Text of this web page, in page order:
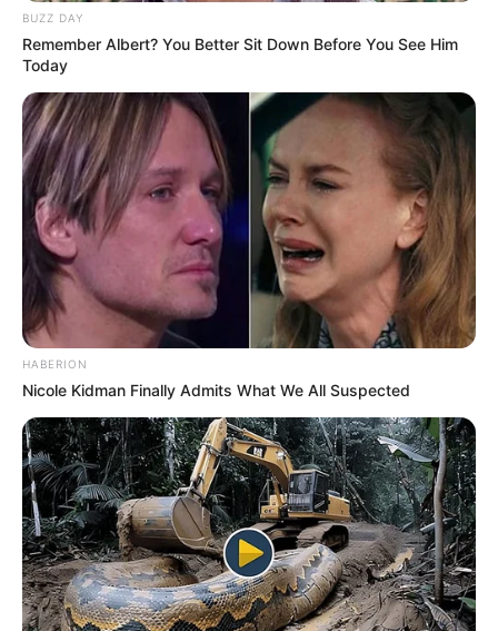
Quelle est l’arrivée et qui est le cheval
gagnant du PRONOSTIC QUINTÉ PRIX DE
BOURGOGNE-AMERIQUE RACES Q5 ?
3 – 2 – 7 – 5 – 4
Retrouvez également les principaux pronostics Quinté de
la presse, ainsi qu’une synthèse du Tiercé Quarté Quinté
réalisée avec les meilleurs pronostiqueurs du moment, voir
un peu plus bas sur cette même page.
Le pronostic étant établi 24 heures à l’avance, il est
préférable de venir vérifier celui-ci quelques minutes avant
le départ. Car dans le cas de non-partant le pronostic est
susceptible d’évoluer jusqu’à 15 minutes avant la course
du Tiercé Quarté Quinté.
Pour vous aider à faire votre prono n’hésitez pas à utiliser
notre logiciel dePronostics-Spotou bien notrelogiciel-Turf
ils ont l’avantage d’être gratuits.
BUZZ DAY
Remember Albert? You Better Sit Down Before You See Him
Today
HABERION
Nicole Kidman Finally Admits What We All Suspected